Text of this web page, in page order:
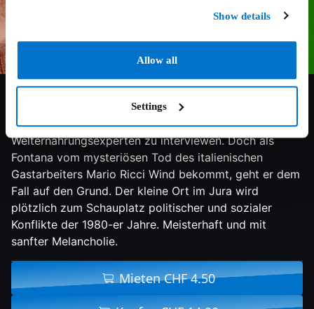
Show details
Allow all
Settings
Der Fernsehjournalist Bernard Fontana reist in ein Dorf
im Schweizer Jura, um einen desillusionierten
Welternährungsexperten zu interviewen. Doch als
Fontana vom mysteriösen Tod des italienischen
Gastarbeiters Mario Ricci Wind bekommt, geht er dem
Fall auf den Grund. Der kleine Ort im Jura wird
plötzlich zum Schauplatz politischer und sozialer
Konflikte der 1980-er Jahre. Meisterhaft und mit
sanfter Melancholie.
Mieten CHF 4.50